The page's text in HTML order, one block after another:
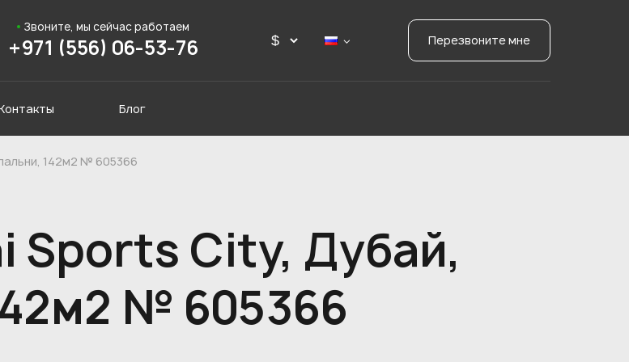
Звоните, мы сейчас работаем
+971 (556) 06-53-76 Перезвоните мне
Блог
142м2 № 605366
Sports City, Дубай,
№ 605366